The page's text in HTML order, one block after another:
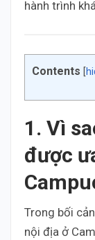
hành trình
Contents
1. Vì
được
Trong bối
nội địa ở